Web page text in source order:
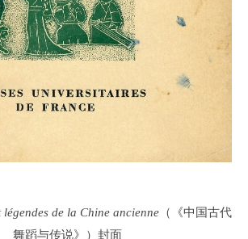
légendes de la Chine ancienne（《中国古代
舞蹈与传说》）封面